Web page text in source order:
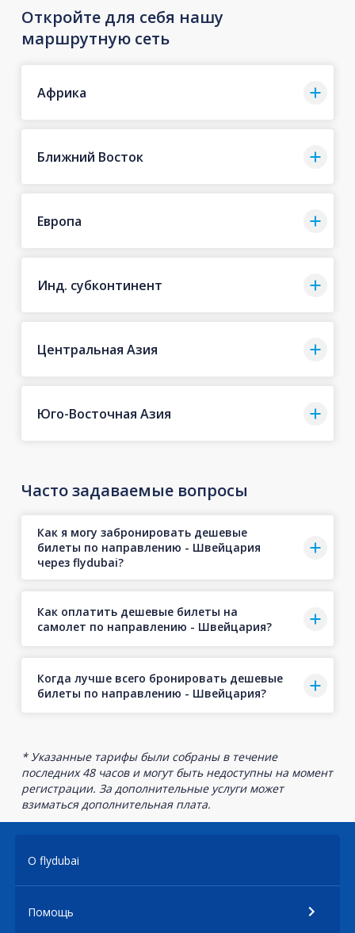
Откройте для себя нашу
маршрутную сеть
Африка
Ближний Восток
Европа
Инд. субконтинент
Центральная Азия
Юго-Восточная Азия
Часто задаваемые вопросы
Как я могу забронировать дешевые
билеты по направлению - Швейцария
через flydubai?
Как оплатить дешевые билеты на
самолет по направлению - Швейцария?
Когда лучше всего бронировать дешевые
билеты по направлению - Швейцария?
* Указанные тарифы были собраны в течение
последних 48 часов и могут быть недоступны на момент
регистрации. За дополнительные услуги может
взиматься дополнительная плата.
О flydubai
Помощь